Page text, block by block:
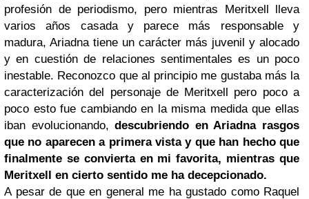
profesión de periodismo, pero mientras Meritxell lleva
varios años casada y parece más responsable y
madura, Ariadna tiene un carácter más juvenil y alocado
y en cuestión de relaciones sentimentales es un poco
inestable. Reconozco que al principio me gustaba más la
caracterización del personaje de Meritxell pero poco a
poco esto fue cambiando en la misma medida que ellas
iban evolucionando,descubriendo en Ariadna rasgos
que no aparecen a primera vista y que han hecho que
finalmente se convierta en mi favorita, mientras que
Meritxell en cierto sentido me ha decepcionado.
A pesar de que en general me ha gustado como Raquel